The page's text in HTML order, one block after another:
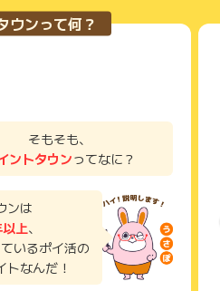
おこなっていただくことを推奨
したサイトから送られる購入完
問い合わせされる際に、該当の
ございます。
合は対応いたしかねますので、
各広告主ではなく、代理店が行
トに関する詳細を把握しており
終了となっておりポイントが獲
さいませ。
ウンって何？
そもそも、
ントタウンってなに？
ンは
上、
いるポイ活の
トなんだ！